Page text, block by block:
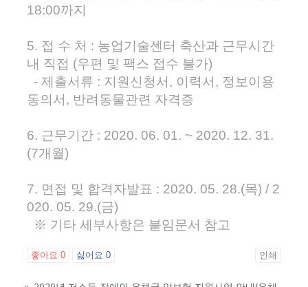
18:00까지
5. 접 수 처 : 농업기술센터 축산과 근무시간
내 직접 (우편 및 팩스 접수 불가)
- 제출서류 : 지원신청서, 이력서, 정보이용
동의서, 반려동물관련 자격증
6. 근무기간 : 2020. 06. 01. ~ 2020. 12. 31.
(7개월)
7. 면접 및 합격자발표 : 2020. 05. 28.(목) / 2
020. 05. 29.(금)
※ 기타 세부사항은 붙임문서 참고
좋아요 0 싫어요 0 인쇄